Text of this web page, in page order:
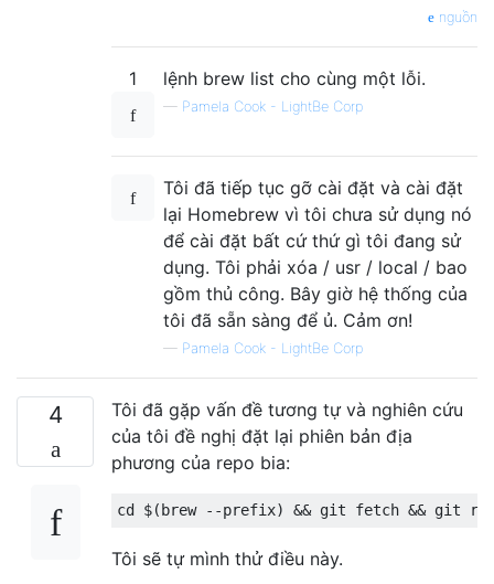
nguồn
1 lệnh brew list cho cùng một lỗi.
— Pamela Cook - LightBe Corp
Tôi đã tiếp tục gỡ cài đặt và cài đặt
lại Homebrew vì tôi chưa sử dụng nó
để cài đặt bất cứ thứ gì tôi đang sử
dụng. Tôi phải xóa / usr / local / bao
gồm thủ công. Bây giờ hệ thống của
tôi đã sẵn sàng để ủ. Cảm ơn!
— Pamela Cook - LightBe Corp
4
Tôi đã gặp vấn đề tương tự và nghiên cứu
của tôi đề nghị đặt lại phiên bản địa
phương của repo bia:
Tôi sẽ tự mình thử điều này.